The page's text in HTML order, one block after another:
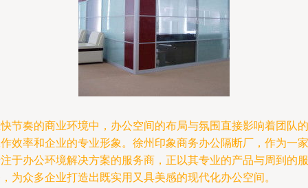
节奏的商业环境中，办公空间的布局与氛围直接影响着团队的
效率和企业的专业形象。徐州印象商务办公隔断厂，作为一家
于办公环境解决方案的服务商，正以其专业的产品与周到的服
为众多企业打造出既实用又具美感的现代化办公空间。